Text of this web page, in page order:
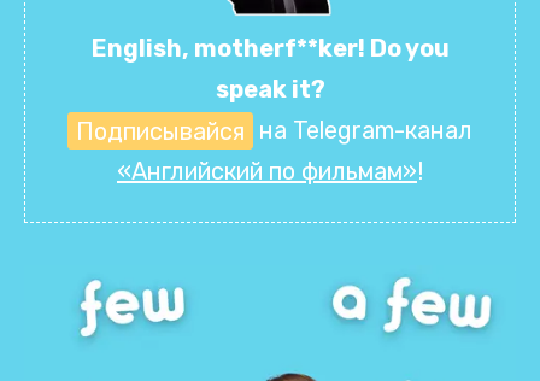
English, motherf**ker! Do you
speak it?
Подписывайся на Telegram-канал
«Английский по фильмам»!